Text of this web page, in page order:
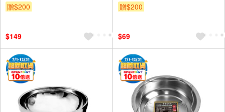
贈$200
$149
贈$200
$69